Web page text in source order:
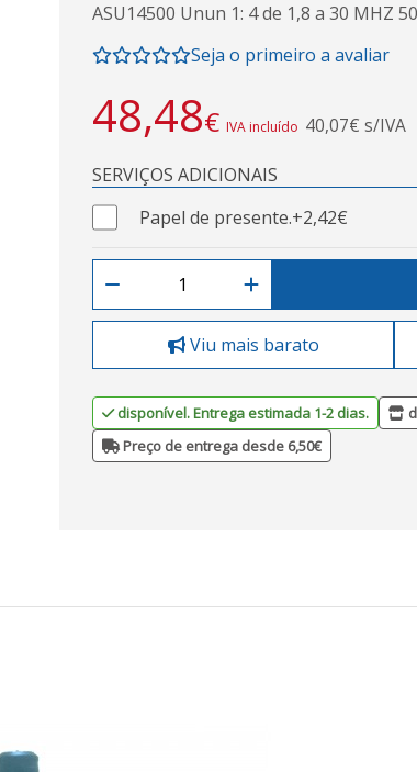
ASU14500 Unun 1: 4 de 1,8 a 30 MHZ
Seja o primeiro a avaliar
48,48€ IVA incluído 40,07€ s/IVA
SERVIÇOS ADICIONAIS
Papel de presente.+2,42€
Viu mais barato
disponível. Entrega estimada 1-2 dias.
Preço de entrega desde 6,50€